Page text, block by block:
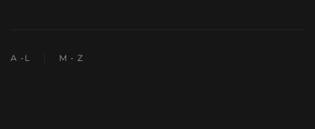
A -L M - Z